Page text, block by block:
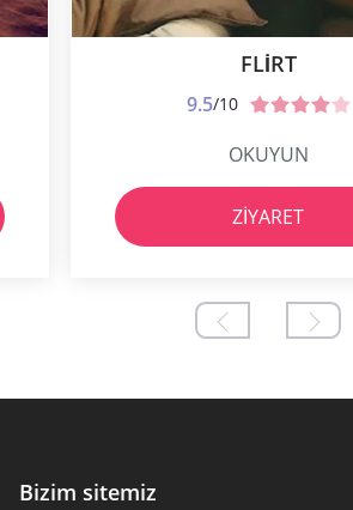
FLIRT
9.5/10
OKUYUN
ZIYARET
Bizim sitemiz